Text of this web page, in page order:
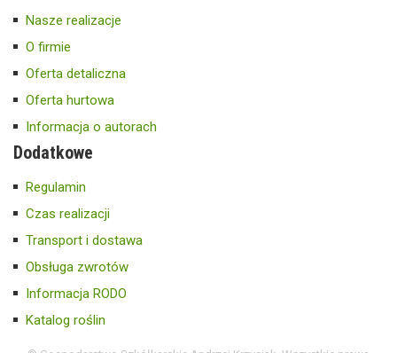
Nasze realizacje
O firmie
Oferta detaliczna
Oferta hurtowa
Informacja o autorach
Dodatkowe
Regulamin
Czas realizacji
Transport i dostawa
Obsługa zwrotów
Informacja RODO
Katalog roślin